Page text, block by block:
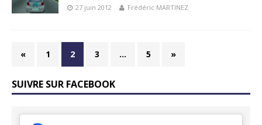
27 juin 2012 Frédéric MARTINEZ
« 1 2 3 … 5 »
SUIVRE SUR FACEBOOK